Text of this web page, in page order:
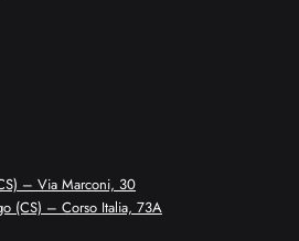
– Via Marconi, 30
(CS) – Corso Italia, 73A